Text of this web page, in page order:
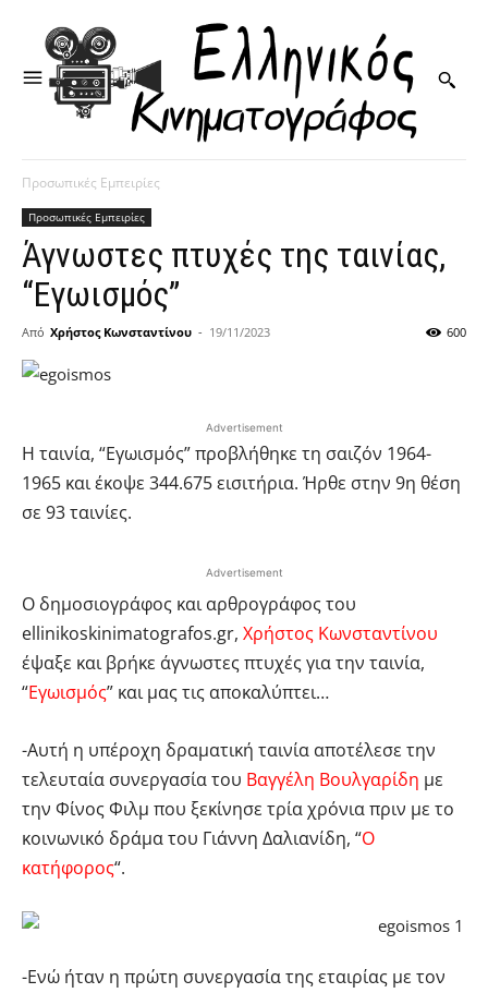
Προσωπικές Εμπειρίες
Προσωπικές Εμπειρίες
Άγνωστες πτυχές της ταινίας,
“Εγωισμός”
Από Χρήστος Κωνσταντίνου - 19/11/2023 600
Advertisement
Η ταινία, “Εγωισμός” προβλήθηκε τη σαιζόν 1964-
1965 και έκοψε 344.675 εισιτήρια. Ήρθε στην 9η θέση
σε 93 ταινίες.
Advertisement
Ο δημοσιογράφος και αρθρογράφος του
ellinikoskinimatografos.gr, Χρήστος Κωνσταντίνου
έψαξε και βρήκε άγνωστες πτυχές για την ταινία,
“Εγωισμός” και μας τις αποκαλύπτει…
-Αυτή η υπέροχη δραματική ταινία αποτέλεσε την
τελευταία συνεργασία του Βαγγέλη Βουλγαρίδη με
την Φίνος Φιλμ που ξεκίνησε τρία χρόνια πριν με το
κοινωνικό δράμα του Γιάννη Δαλιανίδη, “Ο
κατήφορος“.
-Ενώ ήταν η πρώτη συνεργασία της εταιρίας με τον